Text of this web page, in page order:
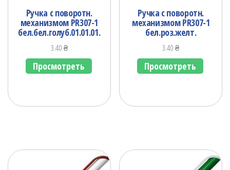
Ручка с поворотн.
механизмом PR307-1
бел.бел.голуб.01.01.01.
3.40₴
Просмотреть
Ручка с поворотн.
механизмом PR307-1
бел.роз.желт.
3.40₴
Просмотреть